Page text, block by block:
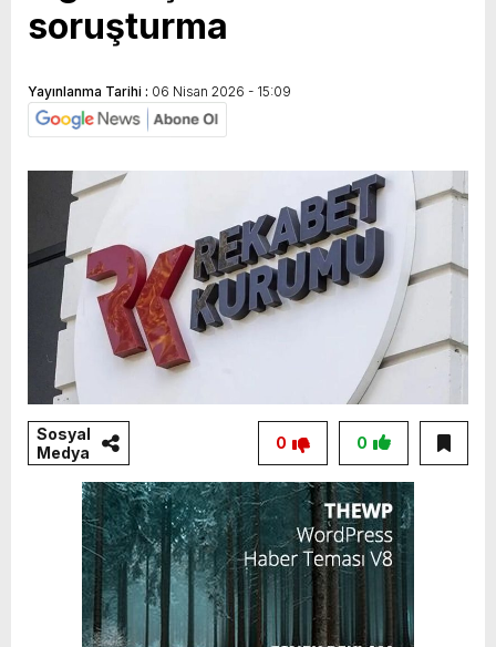
soruşturma
Yayınlanma Tarihi : 06 Nisan 2026 - 15:09
Sosyal
Medya
0
0